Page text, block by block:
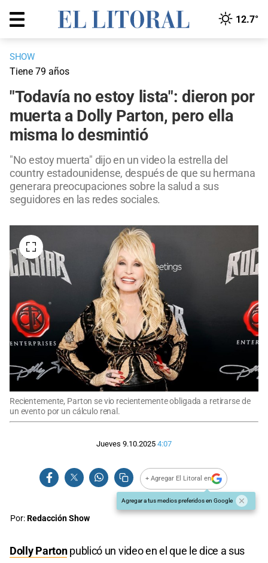
12.7°
SHOW
Tiene 79 años
"Todavía no estoy lista": dieron por
muerta a Dolly Parton, pero ella
misma lo desmintió
"No estoy muerta" dijo en un video la estrella del
country estadounidense, después de que su hermana
generara preocupaciones sobre la salud a sus
seguidores en las redes sociales.
Recientemente, Parton se vio recientemente obligada a retirarse de
un evento por un cálculo renal.
Jueves 9.10.2025 4:07
+ Agregar El Litoral en
Agregar a tus medios preferidos en Google
Por:Redacción Show
Dolly Partonpublicó un video en el que le dice a sus